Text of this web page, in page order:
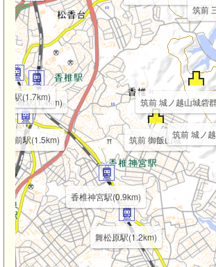
香椎神宮駅(0.9km)
舞松原駅(1.2km)
香椎駅(1.4km)
宮前駅(1.5km)
椎駅(1.7km)
筑前 御飯山城
筑前 城ノ越山城砦
筑前 城ノ
筑前